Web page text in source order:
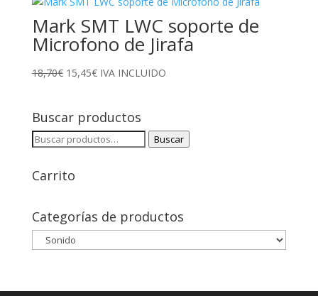
era:
139,00€.
es:
109,00€.
Mark SMT LWC soporte de
Microfono de Jirafa
18,70€ El
era:
18,70€.
15,45€El
es:
15,45€.
IVA INCLUIDO
Buscar productos
Buscar
Buscar
Carrito
Categorías de productos